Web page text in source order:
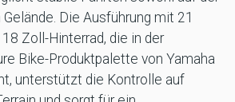
Die Ausführung mit 21
Zoll-Hinterrad, die in der
Bike-Produktpalette von Yamaha
unterstützt die Kontrolle auf